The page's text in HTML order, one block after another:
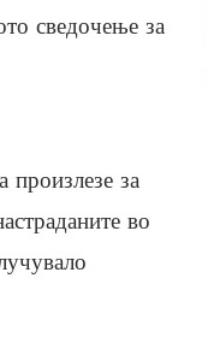
сведочење за
произлезе за
во